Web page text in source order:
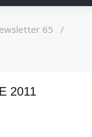
65
/
2011